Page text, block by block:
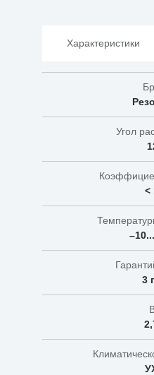
1195х295х48мм
Характеристики
Угол
<
3